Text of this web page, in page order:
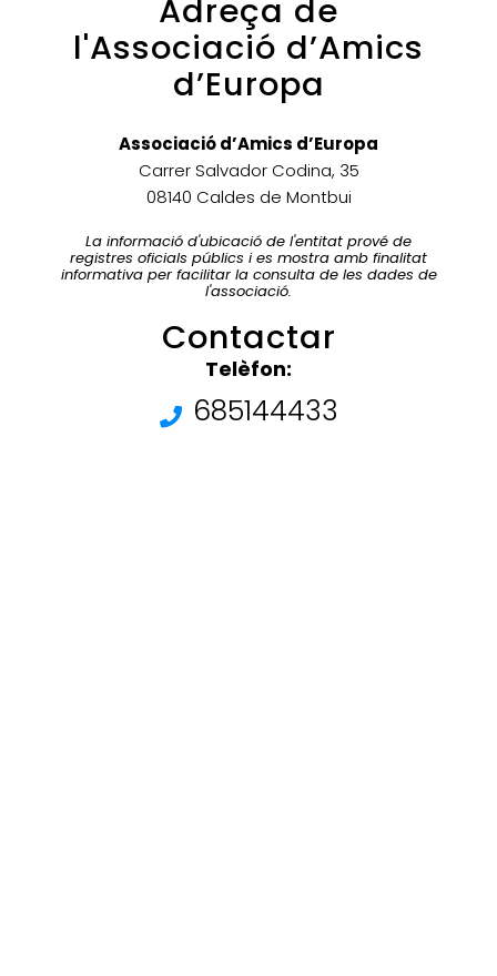
Adreça de
l'Associació d’Amics
d’Europa
Associació d’Amics d’Europa
Carrer Salvador Codina, 35
08140 Caldes de Montbui
La informació d'ubicació de l'entitat prové de
registres oficials públics i es mostra amb finalitat
informativa per facilitar la consulta de les dades de
l'associació.
Contactar
Telèfon:
685144433